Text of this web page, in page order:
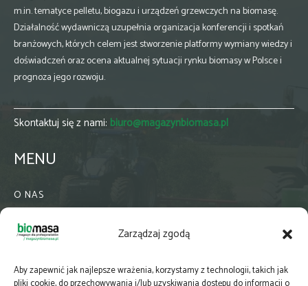
Zarządzaj zgodą
Aby zapewnić jak najlepsze wrażenia, korzystamy z technologii, takich jak
m.in. tematyce pelletu, biogazu i urządzeń grzewczych na biomasę.
Działalność wydawniczą uzupełnia organizacja konferencji i spotkań
branżowych, których celem jest stworzenie platformy wymiany wiedzy i
doświadczeń oraz ocena aktualnej sytuacji rynku biomasy w Polsce i
prognoza jego rozwoju.
Skontaktuj się z nami: biuro@magazynbiomasa.pl
MENU
O NAS
WSPÓŁPRACA
PRENUMERATA